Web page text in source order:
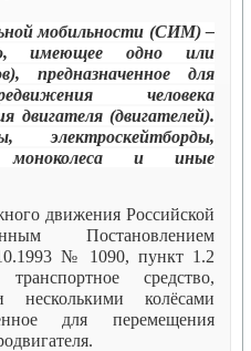
мобильности (СИМ) –
имеющее одно или
предназначенное для
человека
двигателя (двигателей).
электроскейтборды,
моноколеса и иные
движения Российской
Постановлением
№ 1090, пункт 1.2
средство,
колёсами
для перемещения